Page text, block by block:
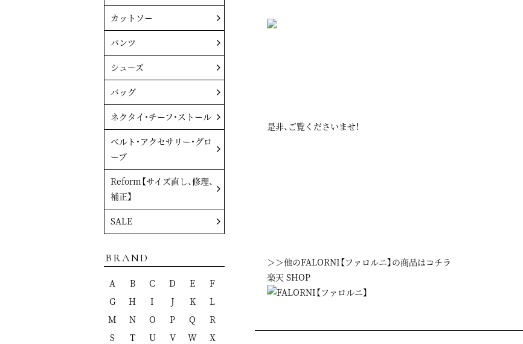
是非、ご覧くださいませ！
＞＞他のFALORNI【ファロルニ】の商品はコチラ
楽天 SHOP
カットソー
パンツ
シューズ
バッグ
ネクタイ・チーフ・ストール
ベルト・アクセサリー・グロ
ーブ
Reform【サイズ直し、修理、
補正】
SALE
BRAND
A B C D E
F
G
H I J K
L
M
N O P Q
R
S
T U V W
X